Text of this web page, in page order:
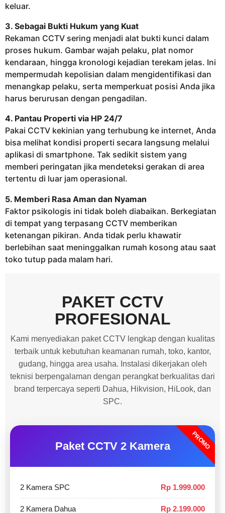
keluar.
3. Sebagai Bukti Hukum yang Kuat
Rekaman CCTV sering menjadi alat bukti kunci dalam
proses hukum. Gambar wajah pelaku, plat nomor
kendaraan, hingga kronologi kejadian terekam jelas. Ini
mempermudah kepolisian dalam mengidentifikasi dan
menangkap pelaku, serta memperkuat posisi Anda jika
harus berurusan dengan pengadilan.
4. Pantau Properti via HP 24/7
Pakai CCTV kekinian yang terhubung ke internet, Anda
bisa melihat kondisi properti secara langsung melalui
aplikasi di smartphone. Tak sedikit sistem yang
memberi peringatan jika mendeteksi gerakan di area
tertentu di luar jam operasional.
5. Memberi Rasa Aman dan Nyaman
Faktor psikologis ini tidak boleh diabaikan. Berkegiatan
di tempat yang terpasang CCTV memberikan
ketenangan pikiran. Anda tidak perlu khawatir
berlebihan saat meninggalkan rumah kosong atau saat
toko tutup pada malam hari.
PAKET CCTV
PROFESIONAL
Kami menyediakan paket CCTV lengkap dengan kualitas
terbaik untuk kebutuhan keamanan rumah, toko, kantor,
gudang, hingga area usaha. Instalasi dikerjakan oleh
teknisi berpengalaman dengan perangkat berkualitas dari
brand terpercaya seperti Dahua, Hikvision, HiLook, dan
SPC.
PROMO
Paket CCTV 2 Kamera
2 Kamera SPC Rp 1.999.000
2 Kamera Dahua Rp 2.199.000